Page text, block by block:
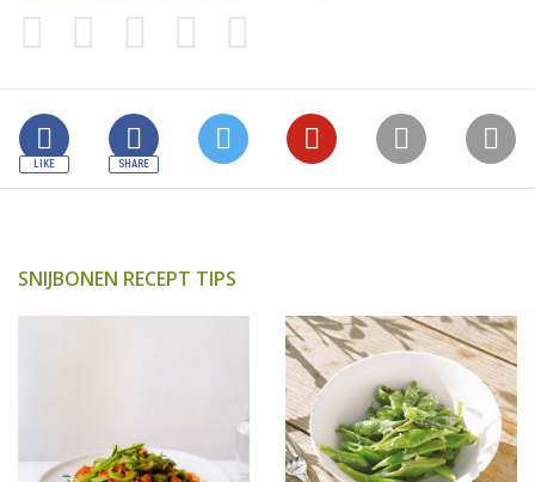
SNIJBONEN RECEPT TIPS